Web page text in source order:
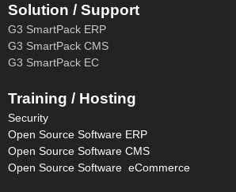
Solution / Support
G3 SmartPack ERP
G3 SmartPack CMS
G3 SmartPack EC
Training / Hosting
Security
Open Source Software ERP
Open Source Software CMS
Open Source Software eCommerce